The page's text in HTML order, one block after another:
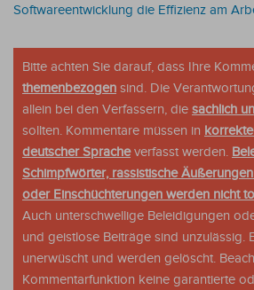
Softwareentwicklung die Effizienz am
Bitte achten Sie darauf, dass Ihre
themenbezogen sind. Die
allein bei den Verfassern, die sachlich
sollten. Kommentare müssen in
deutscher Spracheverfasst werden.
Schimpfwörter, rassistische
oder Einschüchterungen werden nicht
Auch unterschwellige Beleidigungen
und geistlose Beiträge sind unzulässig.
unerwüscht und werden gelöscht.
Kommentarfunktion keine garantierte